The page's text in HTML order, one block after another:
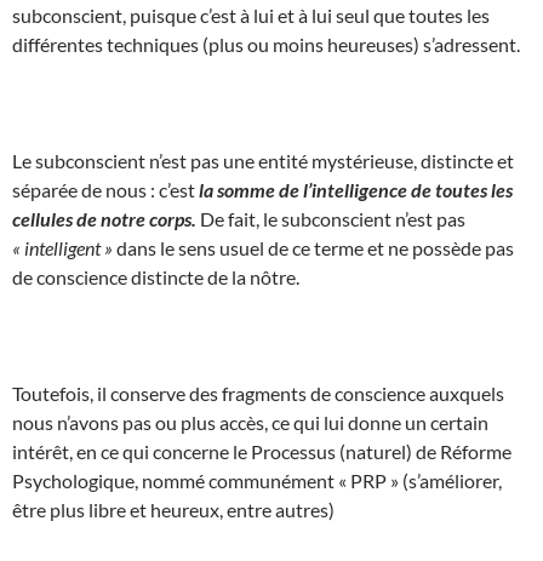
subconscient, puisque c’est à lui et à lui seul que toutes les
différentes techniques (plus ou moins heureuses) s’adressent.
Le subconscient n’est pas une entité mystérieuse, distincte et
séparée de nous : c’estla somme de l’intelligence de toutes les
cellules de notre corps. De fait, le subconscient n’est pas
« intelligent » dans le sens usuel de ce terme et ne possède pas
de conscience distincte de la nôtre.
Toutefois, il conserve des fragments de conscience auxquels
nous n’avons pas ou plus accès, ce qui lui donne un certain
intérêt, en ce qui concerne le Processus (naturel) de Réforme
Psychologique, nommé communément « PRP » (s’améliorer,
être plus libre et heureux, entre autres)